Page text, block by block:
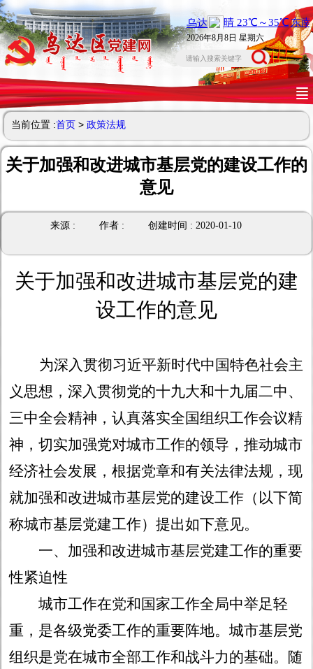
2026年8月8日 星期六
当前位置 :首页> 政策法规
关于加强和改进城市基层党的建设工作的
意见
来源 : 作者 : 创建时间 : 2020-01-10
关于加强和改进城市基层党的建
设工作的意见
为深入贯彻习近平新时代中国特色社会主
义思想，深入贯彻党的十九大和十九届二中、
三中全会精神，认真落实全国组织工作会议精
神，切实加强党对城市工作的领导，推动城市
经济社会发展，根据党章和有关法律法规，现
就加强和改进城市基层党的建设工作（以下简
称城市基层党建工作）提出如下意见。
一、加强和改进城市基层党建工作的重要
性紧迫性
城市工作在党和国家工作全局中举足轻
重，是各级党委工作的重要阵地。城市基层党
组织是党在城市全部工作和战斗力的基础。随